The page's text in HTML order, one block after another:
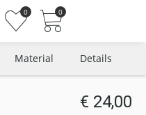
0 0
Material Details
€ 24,00